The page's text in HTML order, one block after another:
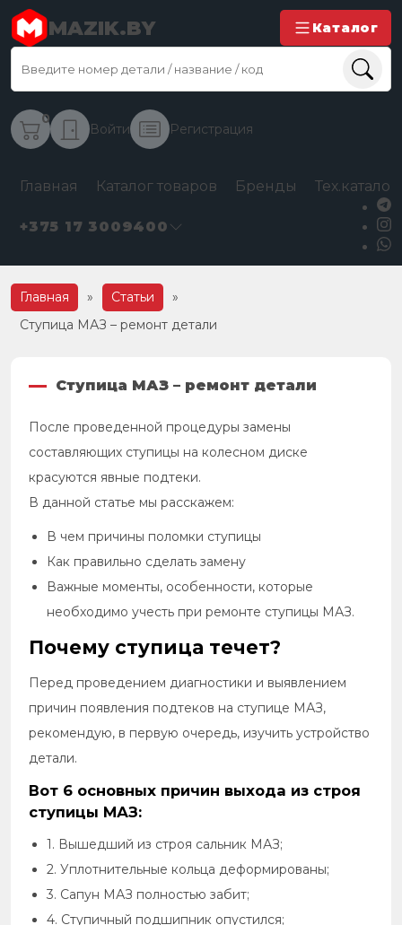
MAZIK.BY Каталог
0
Войти Регистрация
Главная Каталог товаров Бренды
+375 17 3009400
Главная » Статьи
»
Ступица МАЗ – ремонт детали
Ступица МАЗ – ремонт детали
После проведенной процедуры замены
составляющих ступицы на колесном диске
красуются явные подтеки.
В данной статье мы расскажем:
В чем причины поломки ступицы
Как правильно сделать замену
Важные моменты, особенности, которые
необходимо учесть при ремонте ступицы МАЗ.
Почему ступица течет?
Перед проведением диагностики и выявлением
причин появления подтеков на ступице МАЗ,
рекомендую, в первую очередь, изучить устройство
детали.
Вот 6 основных причин выхода из строя
ступицы МАЗ:
1. Вышедший из строя сальник МАЗ;
2. Уплотнительные кольца деформированы;
3. Сапун МАЗ полностью забит;
4. Ступичный подшипник опустился;